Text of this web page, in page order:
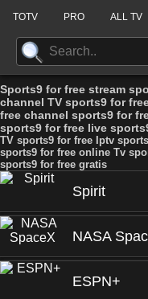
TOTV PRO ALL TV
Sports9 for free stream
channel TV sports9 for
free channel sports9 for
sports9 for free live
TV sports9 for free Iptv
sports9 for free online Tv
sports9 for free gratis
Spirit
NASA
ESPN+